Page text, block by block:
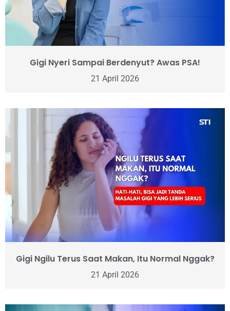
Gigi Nyeri Sampai Berdenyut? Awas PSA!
21 April 2026
Gigi Ngilu Terus Saat Makan, Itu Normal Nggak?
21 April 2026